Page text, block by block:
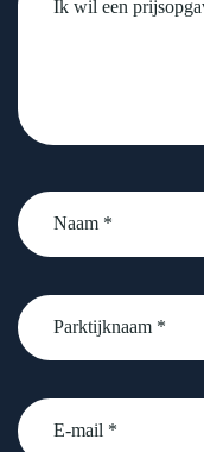
Naam
*
Parktijknaam
*
email